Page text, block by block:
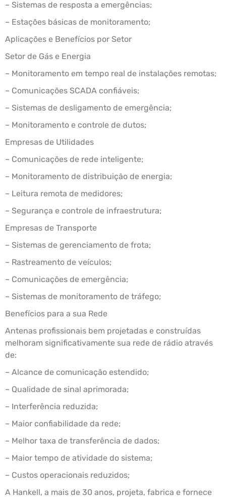
– Sistemas de resposta a emergências;
– Estações básicas de monitoramento;
Aplicações e Benefícios por Setor
Setor de Gás e Energia
– Monitoramento em tempo real de instalações remotas;
– Comunicações SCADA confiáveis;
– Sistemas de desligamento de emergência;
– Monitoramento e controle de dutos;
Empresas de Utilidades
– Comunicações de rede inteligente;
– Monitoramento de distribuição de energia;
– Leitura remota de medidores;
– Segurança e controle de infraestrutura;
Empresas de Transporte
– Sistemas de gerenciamento de frota;
– Rastreamento de veículos;
– Comunicações de emergência;
– Sistemas de monitoramento de tráfego;
Benefícios para a sua Rede
Antenas profissionais bem projetadas e construídas
melhoram significativamente sua rede de rádio através
de:
– Alcance de comunicação estendido;
– Qualidade de sinal aprimorada;
– Interferência reduzida;
– Maior confiabilidade da rede;
– Melhor taxa de transferência de dados;
– Maior tempo de atividade do sistema;
– Custos operacionais reduzidos;
A Hankell, a mais de 30 anos, projeta, fabrica e fornece